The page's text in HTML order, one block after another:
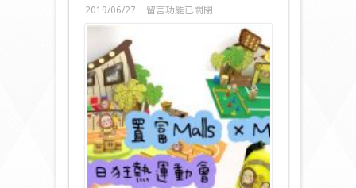
2019/06/27
在
夏
日
狂
熱
運
動
會〉
中
留言功能已關閉